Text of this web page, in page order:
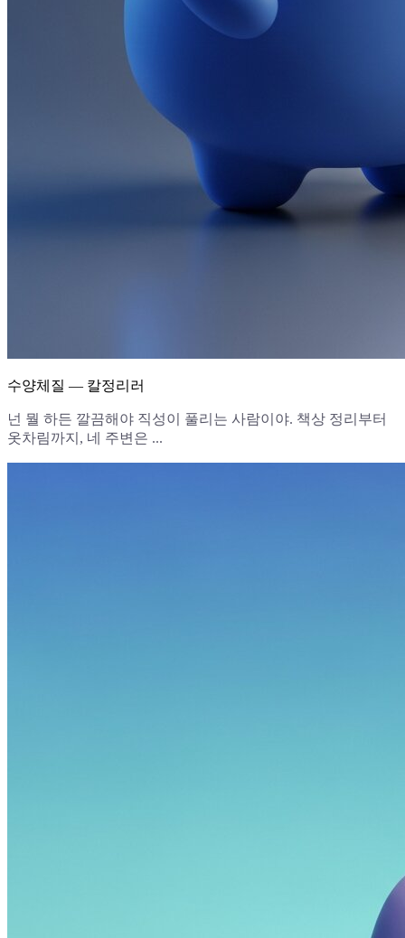
수양체질 — 칼정리러
넌 뭘 하든 깔끔해야 직성이 풀리는 사람이야. 책상 정리부터
옷차림까지, 네 주변은 ...